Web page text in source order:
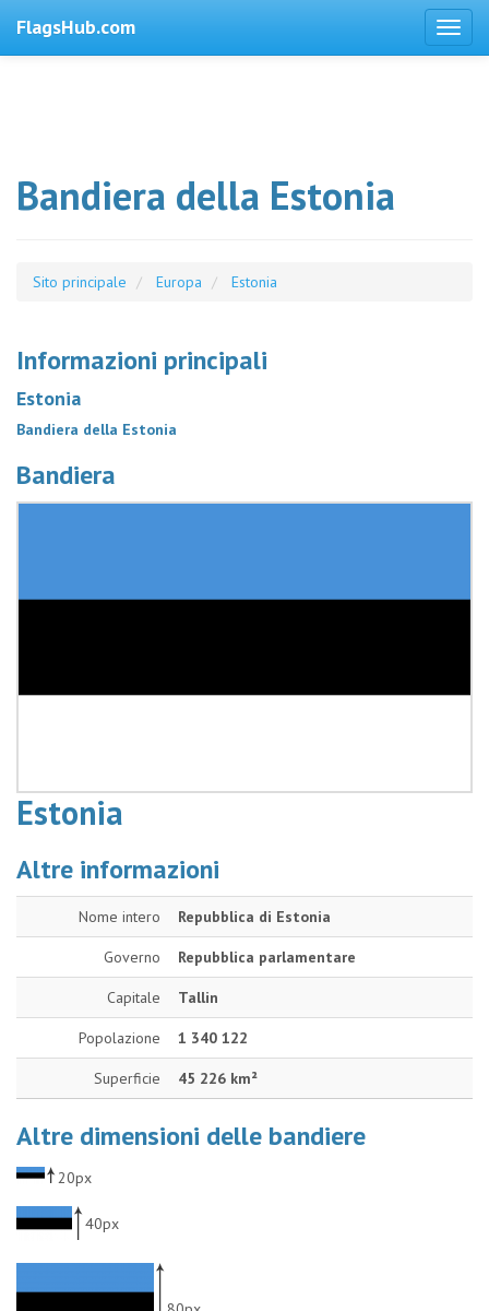
FlagsHub.com
Bandiera della Estonia
Sito principale Europa Estonia
Informazioni principali
Estonia
Bandiera della Estonia
Bandiera
Estonia
Altre informazioni
Nome intero Repubblica di Estonia
Governo Repubblica parlamentare
Capitale Tallin
Popolazione 1 340 122
Superficie 45 226 km²
Altre dimensioni delle bandiere
20px
40px